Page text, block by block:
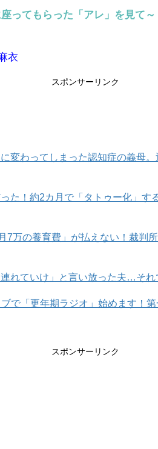
すよ。ぜひ参考にしてください
ってもらった「アレ」を見て～
衣
スポンサーリンク
変わってしまった認知症の義母
た！約2カ月で「タトゥー化」す
7万の養育費」が払えない！裁判
れていけ」と言い放った夫…そ
で「更年期ラジオ」始めます！
スポンサーリンク